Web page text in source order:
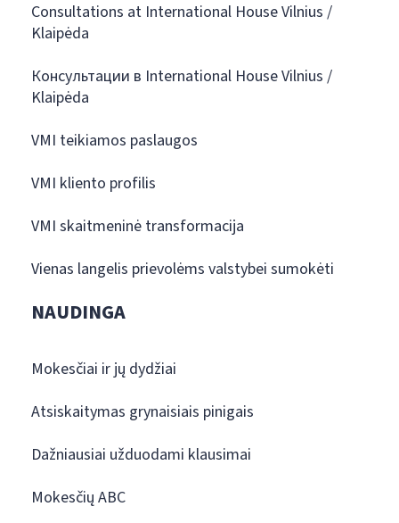
Consultations at International House Vilnius /
Klaipėda
Консультации в International House Vilnius /
Klaipėda
VMI teikiamos paslaugos
VMI kliento profilis
VMI skaitmeninė transformacija
Vienas langelis prievolėms valstybei sumokėti
NAUDINGA
Mokesčiai ir jų dydžiai
Atsiskaitymas grynaisiais pinigais
Dažniausiai užduodami klausimai
Mokesčių ABC